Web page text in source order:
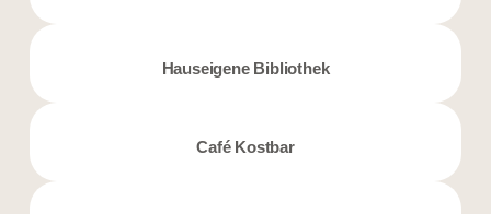
Hauseigene Bibliothek
Café Kostbar